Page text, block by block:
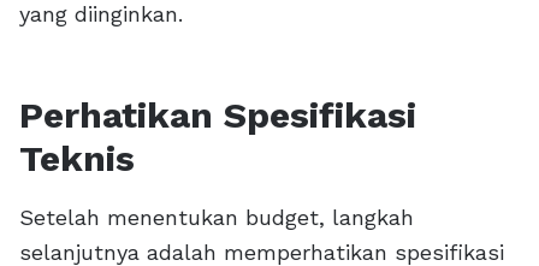
yang diinginkan.
Perhatikan Spesifikasi
Teknis
Setelah menentukan budget, langkah
selanjutnya adalah memperhatikan spesifikasi